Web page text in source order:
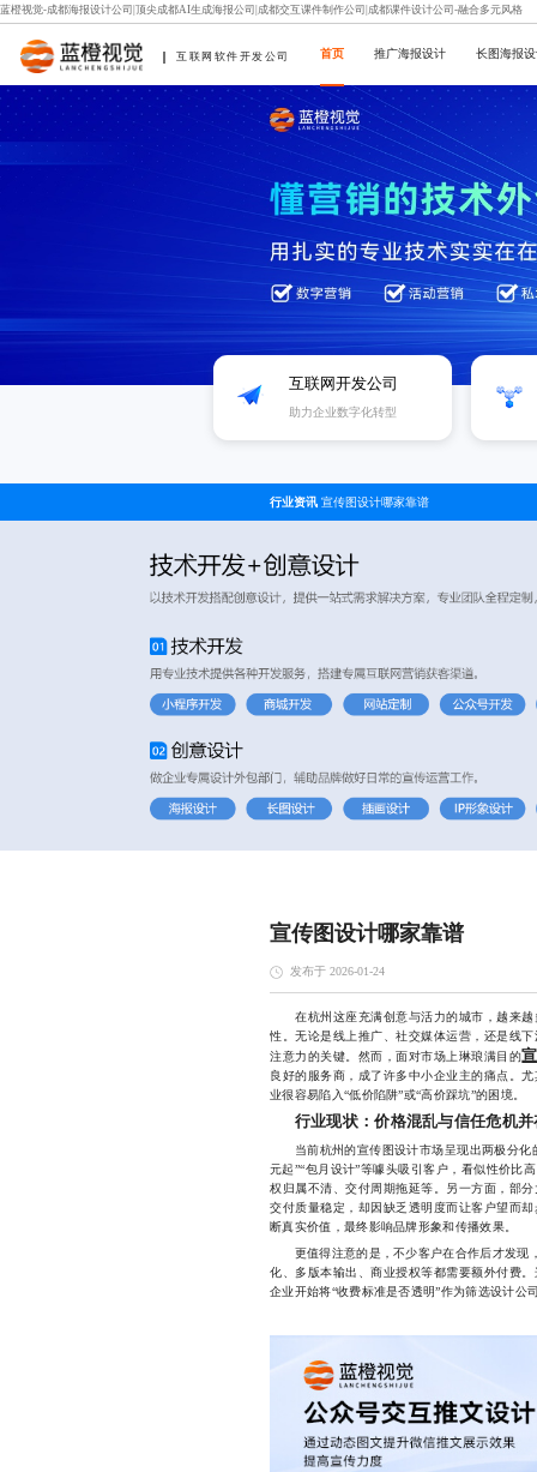
蓝橙视觉-成都海报设计公司|顶尖成都AI生成海报公司|成都交互课件制作公司|成都课件设计公司-融合多元风格
互联网软件开发公司 首页 推广海报设计 长图海报
互联网开发公司
助力企业数字化转型
行业资讯 宣传图设计哪家靠谱
宣传图设计哪家靠谱
发布于 2026-01-24
在杭州这座充满创意与活力的城市，越来越
性。无论是线上推广、社交媒体运营，还是线
注意力的关键。然而，面对市场上琳琅满目的
良好的服务商，成了许多中小企业主的痛点。
业很容易陷入“低价陷阱”或“高价踩坑”的困境。
行业现状：价格混乱与信任危机并
当前杭州的宣传图设计市场呈现出两极分化
元起”“包月设计”等噱头吸引客户，看似性价
权归属不清、交付周期拖延等。另一方面，部
交付质量稳定，却因缺乏透明度而让客户望而
断真实价值，最终影响品牌形象和传播效果。
更值得注意的是，不少客户在合作后才发现
化、多版本输出、商业授权等都需要额外付费
企业开始将“收费标准是否透明”作为筛选设计公